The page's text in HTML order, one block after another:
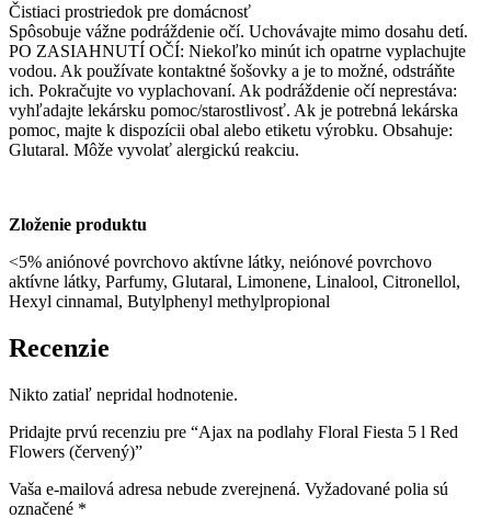
Čistiaci prostriedok pre domácnosť
Spôsobuje vážne podráždenie očí. Uchovávajte mimo dosahu detí.
PO ZASIAHNUTÍ OČÍ: Niekoľko minút ich opatrne vyplachujte
vodou. Ak používate kontaktné šošovky a je to možné, odstráňte
ich. Pokračujte vo vyplachovaní. Ak podráždenie očí neprestáva:
vyhľadajte lekársku pomoc/starostlivosť. Ak je potrebná lekárska
pomoc, majte k dispozícii obal alebo etiketu výrobku. Obsahuje:
Glutaral. Môže vyvolať alergickú reakciu.
Zloženie produktu
<5% aniónové povrchovo aktívne látky, neiónové povrchovo
aktívne látky, Parfumy, Glutaral, Limonene, Linalool, Citronellol,
Hexyl cinnamal, Butylphenyl methylpropional
Recenzie
Nikto zatiaľ nepridal hodnotenie.
Pridajte prvú recenziu pre “Ajax na podlahy Floral Fiesta 5 l Red
Flowers (červený)”
Vaša e-mailová adresa nebude zverejnená. Vyžadované polia sú
označené *